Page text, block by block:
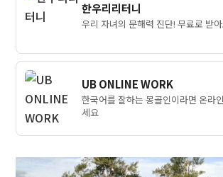
한우리리터니
우리 자녀의 문해력 진단! 무료로 받
UB ONLINE WORK
한국어를 잘하는 몽골인이라면 온라
세요